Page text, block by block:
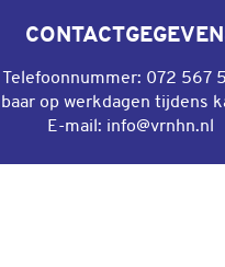
Telefoonnummer: 072 567
op werkdagen tijdens
E-mail: info@vrnhn.nl